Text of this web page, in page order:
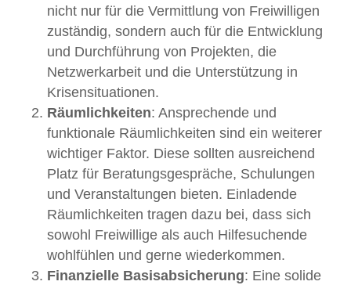
nicht nur für die Vermittlung von Freiwilligen
zuständig, sondern auch für die Entwicklung
und Durchführung von Projekten, die
Netzwerkarbeit und die Unterstützung in
Krisensituationen.
Räumlichkeiten: Ansprechende und
funktionale Räumlichkeiten sind ein weiterer
wichtiger Faktor. Diese sollten ausreichend
Platz für Beratungsgespräche, Schulungen
und Veranstaltungen bieten. Einladende
Räumlichkeiten tragen dazu bei, dass sich
sowohl Freiwillige als auch Hilfesuchende
wohlfühlen und gerne wiederkommen.
Finanzielle Basisabsicherung: Eine solide